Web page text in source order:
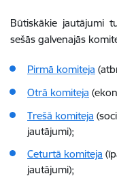
Būtiskākie jautājumi
sešās galvenajās
Pirmā komiteja
Otrā komiteja
Trešā komiteja
jautājumi);
Ceturtā komiteja
jautājumi);